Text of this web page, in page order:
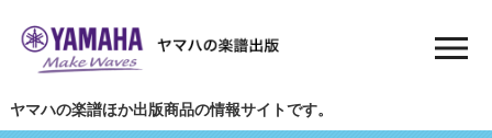
ヤマハの楽譜ほか出版商品の情報サイトです。